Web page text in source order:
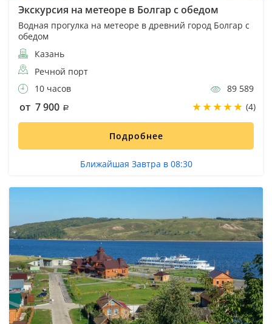
Экскурсия на метеоре в Болгар с обедом
Водная прогулка на метеоре в древний город Болгар с
обедом
Казань
Речной порт
10 часов
89 589
от 7 900 (4)
Подробнее
Ближайшая Завтра в 08:30